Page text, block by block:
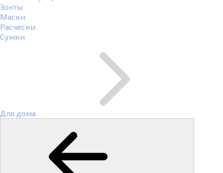
Зонты
Маски
Расчески
Сумки
Для дома